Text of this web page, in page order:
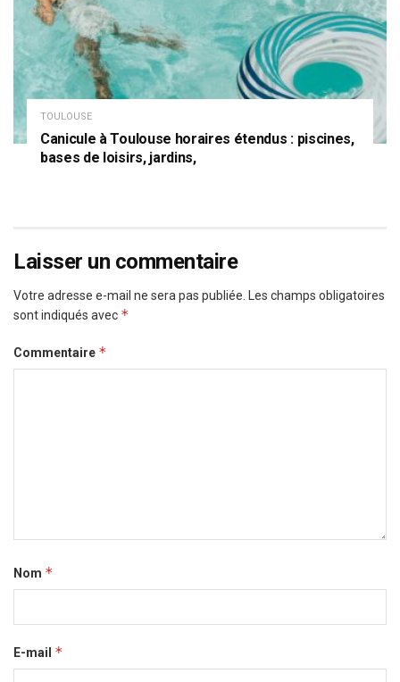
TOULOUSE
Canicule à Toulouse horaires étendus : piscines,
bases de loisirs, jardins,
Laisser un commentaire
Votre adresse e-mail ne sera pas publiée. Les champs obligatoires
sont indiqués avec *
Commentaire *
Nom *
E-mail *